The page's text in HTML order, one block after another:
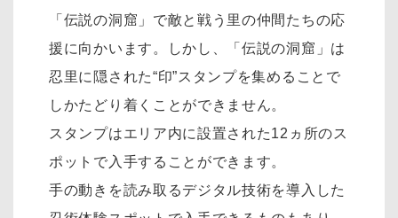
「伝説の洞窟」で敵と戦う里の仲間たちの応
援に向かいます。しかし、「伝説の洞窟」は
忍里に隠された“印”スタンプを集めることで
しかたどり着くことができません。
スタンプはエリア内に設置された12ヵ所のス
ポットで入手することができます。
手の動きを読み取るデジタル技術を導入した